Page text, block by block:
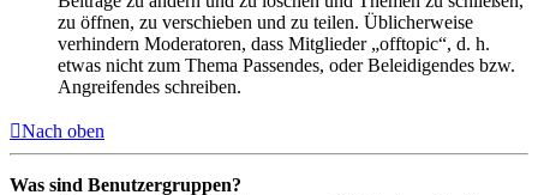
zu öffnen, zu verschieben und zu teilen. Üblicherweise
verhindern Moderatoren, dass Mitglieder „offtopic“, d. h.
etwas nicht zum Thema Passendes, oder Beleidigendes bzw.
Angreifendes schreiben.
Nach oben
Was sind Benutzergruppen?